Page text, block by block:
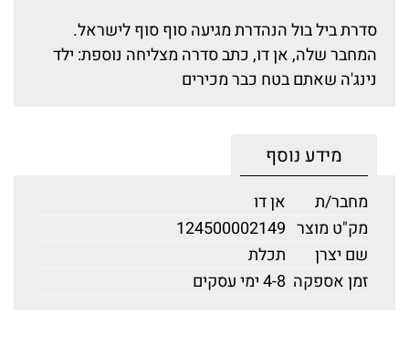
סדרת ביל בול הנהדרת מגיעה סוף סוף לישראל.
המחבר שלה, אן דו, כתב סדרה מצליחה נוספת: ילד
נינג'ה שאתם בטח כבר מכירים
מידע נוסף
מחבר/ת
אן דו
מק"ט מוצר 124500002149
שם יצרן
תכלת
זמן אספקה 4-8 ימי עסקים